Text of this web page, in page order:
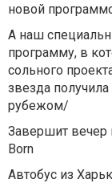
новой
А наш
программу, в
сольного
звезда
рубежом/
Завершит вечер
Born
Автобус из